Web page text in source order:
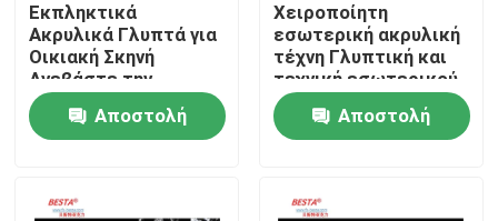
Σπίτι
Προϊόντα
Εκπληκτικά
Ακρυλικά Γλυπτά για
Οικιακή Σκηνή
Ανεβάστε την
Αισθητική της
Ιδιοκτησίας σας
Αποστολή
Χειροποίητη
εσωτερική ακρυλική
τέχνη Γλυπτική και
τεχνική εσωτερικού
χώρου
Αποστολή